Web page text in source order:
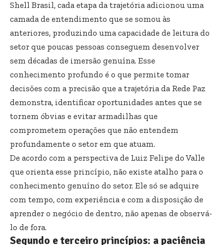
Shell Brasil, cada etapa da trajetória adicionou uma
camada de entendimento que se somou às
anteriores, produzindo uma capacidade de leitura do
setor que poucas pessoas conseguem desenvolver
sem décadas de imersão genuína. Esse
conhecimento profundo é o que permite tomar
decisões com a precisão que a trajetória da Rede Paz
demonstra, identificar oportunidades antes que se
tornem óbvias e evitar armadilhas que
comprometem operações que não entendem
profundamente o setor em que atuam.
De acordo com a perspectiva de Luiz Felipe do Valle
que orienta esse princípio, não existe atalho para o
conhecimento genuíno do setor. Ele só se adquire
com tempo, com experiência e com a disposição de
aprender o negócio de dentro, não apenas de observá-
lo de fora.
Segundo e terceiro princípios: a paciência